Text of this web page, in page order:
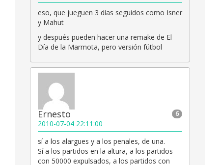
eso, que jueguen 3 días seguidos como Isner
y Mahut
y después pueden hacer una remake de El
Día de la Marmota, pero versión fútbol
6
Ernesto
2010-07-04 22:11:00
sí a los alargues y a los penales, de una.
Sí a los partidos en la altura, a los partidos
con 50000 expulsados, a los partidos con